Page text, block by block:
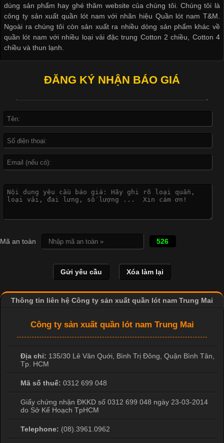
Khám Phá Áo Phông Trang Phục Phổ Biến Nhất Hiện Nay
Áo phông là một trong những trang phục phổ biến nhất trong
Không chỉ xuất hiện trong thời trang thường ngày, áo phông còn
được ứng dụng rộng rãi trong ngành sản xuất may mặc, đặc
biệt là các sản phẩm từ vải thun. Hiện nay,
Đại
Cập nhật 2026-04-21 15:41:03
In Chuyển Nhiệt Là Gì? Công Nghệ In Hiện Đại Trong Ngành
May Mặc Trong ngành in ấn và thời trang, in chuyển nhiệt đang
hình ảnh sắc nét và bền màu. Đặc biệt, kỹ thuật này được ứng
dụng rộng rãi trong sản xuất áo thun, đồ thể thao
dùng sản phẩm hay ghé thăm website của chúng tôi. Chúng tôi là
công ty sản xuất quần lót nam với nhãn hiệu Quần lót nam T&M.
Ngoài ra chúng tôi còn sản xuất ra nhiều dòng sản phẩm khác về
quần lót nam với nhiều loại vải đặc trung Cotton 2 chiều, Cotton 4
chiều và thun lạnh.
ĐĂNG KÝ NHẬN BÁO GIÁ
Mã an toàn 526
Thông tin liên hệ Công ty sản xuất quần lót nam Trung Mai
Công ty sản xuất quần lót nam Trung Mai
Địa chỉ: 135/30 Lê Văn Quới, Bình Trị Đông Quận Bình Tân
Tp. HCM
Mã số thuế: 0312 699 048
Giấy chứng nhận ĐKKD số 0312 699 048 ngày 23-03-2014
do Sở Kế Hoạch TpHCM
Telephone: (08).3961.0962